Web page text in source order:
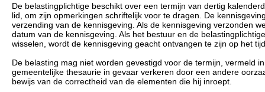
De belastingplichtige beschikt over een termijn van dertig
lid, om zijn opmerkingen schriftelijk voor te dragen. De
verzending van de kennisgeving. Als de kennisgeving verzonden
datum van de kennisgeving. Als het bestuur en de
wisselen, wordt de kennisgeving geacht ontvangen te zijn op het
De belasting mag niet worden gevestigd voor de termijn, vermeld
gemeentelijke thesaurie in gevaar verkeren door een andere
bewijs van de correctheid van de elementen die hij inroept.